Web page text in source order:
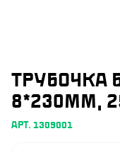
ТРУБОЧКА
8*230ММ,
АРТ. 1309001